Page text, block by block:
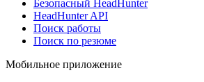
Безопасный HeadHunter
HeadHunter API
Поиск работы
Поиск по резюме
Мобильное приложение